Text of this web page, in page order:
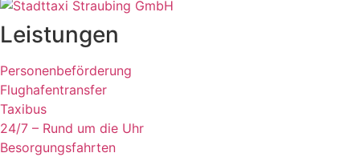
Leistungen
Personenbeförderung
Flughafentransfer
Taxibus
24/7 – Rund um die Uhr
Besorgungsfahrten